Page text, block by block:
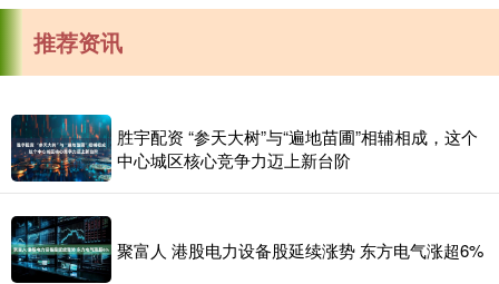
推荐资讯
胜宇配资 “参天大树”与“遍地苗圃”相辅相成，这个
中心城区核心竞争力迈上新台阶
聚富人 港股电力设备股延续涨势 东方电气涨超6%